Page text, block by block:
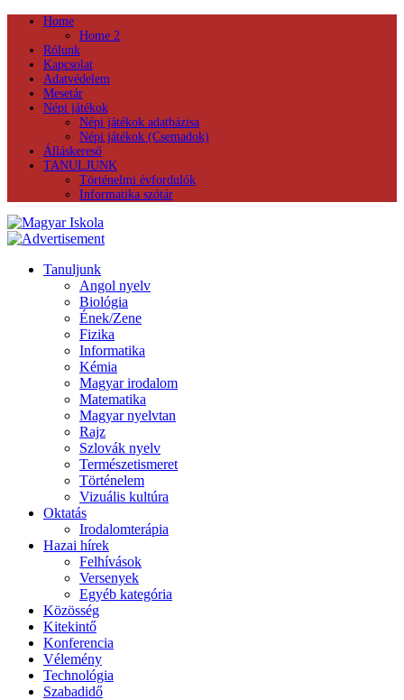
Home
Home 2
Rólunk
Kapcsolat
Adatvédelem
Mesetár
Népi játékok
Népi játékok adatbázisa
Népi játékok (Csemadok)
Álláskereső
TANULJUNK
Történelmi évfordulók
Informatika szótár
Tanuljunk
Angol nyelv
Biológia
Ének/Zene
Fizika
Informatika
Kémia
Magyar irodalom
Matematika
Magyar nyelvtan
Rajz
Szlovák nyelv
Természetismeret
Történelem
Vizuális kultúra
Oktatás
Irodalomterápia
Hazai hírek
Felhívások
Versenyek
Egyéb kategória
Közösség
Kitekintő
Konferencia
Vélemény
Technológia
Szabadidő